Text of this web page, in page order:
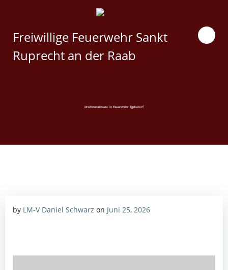
springen
Freiwillige Feuerwehr Sankt
Ruprecht an der Raab
Drohneneinsatz in Feuerwehr Egelsdorf
by LM-V Daniel Schwarz on Juni 25, 2026